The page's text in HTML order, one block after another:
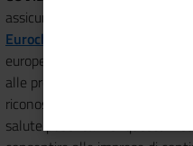
assicurare una risposta
Eurochambres
europee, sottolinea come la
alle prese con un drammatico
riconosce di avere un ruolo
salute pubblica. Per questo i